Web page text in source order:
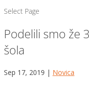
Select Page
Podelili smo že
šola
Sep 17, 2019 | Novica